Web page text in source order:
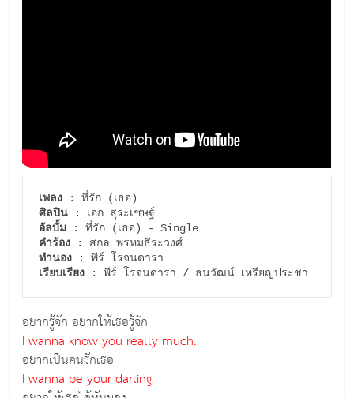
เพลง
ศิลปิน
อัลบั้ม
คำร้อง
ทำนอง
เรียบเรียง
อยากรู้จัก อยากให้เธอรู้จัก
I wanna know you really much.
อยากเป็นคนรักเธอ
I wanna be your darling.